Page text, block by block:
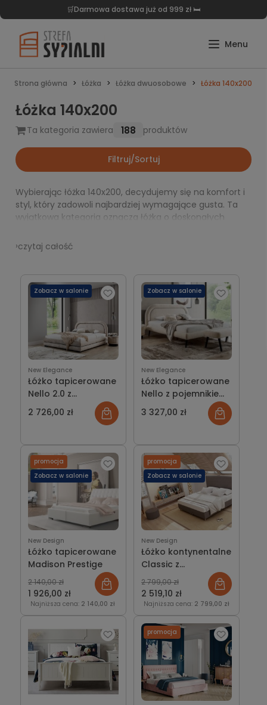
🛒Darmowa dostawa już od 999 zł 🛏️
Strona główna Łóżka Łóżka dwuosobowe Łóżka 140x200
Łóżka 140x200
Ta kategoria zawiera 188 produktów
Filtruj/Sortuj
Wybierając łóżka 140x200, decydujemy się na komfort i
styl, który zadowoli najbardziej wymagające gusta. Ta
wyjątkowa kategoria oznacza łóżka o doskonałych
zarówno w niedużych, jak i przestronnych
pokojach
— zawsze znajdziesz tu coś dla siebie. Nasze łóżka
140x200 wyróżniają się solidnym wykonaniem, trwałością
i estetyką, która doda elegancji każdemu wnętrzu. Dzięki
różnorodności dostępnych materiałów i kolorów, z
łatwością dopasujesz łóżko do swojej wizji idealnej
sypialni, tworząc przestrzeń pełną komfortu i uroku.
›czytaj całość
New Elegance
Łóżko tapicerowane
Nello 2.0 z
pojemnikiem lub bez
2 726,00 zł
Zobacz w salonie
New Elegance
Łóżko tapicerowane
Nello z pojemnikiem
lub bez
3 327,00 zł
Zobacz w salonie
New Design
Łóżko tapicerowane
Madison Prestige
1 926,00 zł
2 140,00 zł
Najniższa cena: 2 140,00 zł
promocja
Zobacz w salonie
New Design
Łóżko kontynentalne
Classic z
pojemnikiem lub bez
2 519,10 zł
2 799,00 zł
Najniższa cena: 2 799,00 zł
promocja
Zobacz w salonie
promocja